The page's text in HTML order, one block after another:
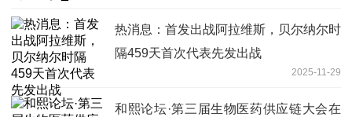
热消息：首发出战阿拉维斯，贝尔纳尔时
隔459天首次代表先发出战
2025-11-29
和熙论坛·第三届生物医药供应链大会在